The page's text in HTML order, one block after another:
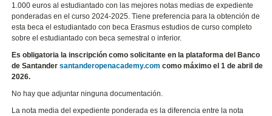
1.000 euros al estudiantado con las mejores notas medias de expediente
ponderadas en el curso 2024-2025. Tiene preferencia para la obtención de
esta beca el estudiantado con beca Erasmus estudios de curso completo
sobre el estudiantado con beca semestral o inferior.
Es obligatoria la inscripción como solicitante en la plataforma del Banco
de Santandersantanderopenacademy.com como máximo el 1 de abril de
2026.
No hay que adjuntar ninguna documentación.
La nota media del expediente ponderada es la diferencia entre la nota